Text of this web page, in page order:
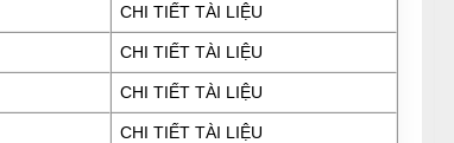
CHI TIẾT TÀI LIỆU
CHI TIẾT TÀI LIỆU
CHI TIẾT TÀI LIỆU
CHI TIẾT TÀI LIỆU